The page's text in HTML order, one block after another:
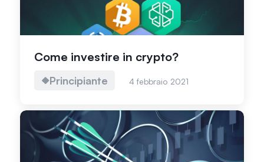
Come investire in crypto?
Principiante 4 febbraio 2021